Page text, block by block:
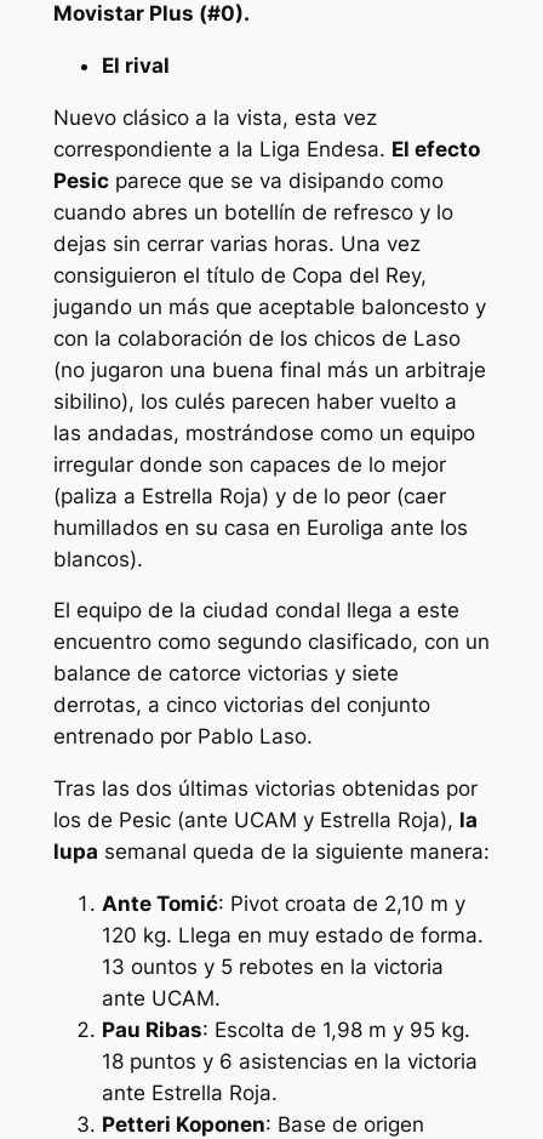
Movistar Plus (#0).
El rival
Nuevo clásico a la vista, esta vez
correspondiente a la Liga Endesa. El efecto
Pesicparece que se va disipando como
cuando abres un botellín de refresco y lo
dejas sin cerrar varias horas. Una vez
consiguieron el título de Copa del Rey,
jugando un más que aceptable baloncesto y
con la colaboración de los chicos de Laso
(no jugaron una buena final más un arbitraje
sibilino), los culés parecen haber vuelto a
las andadas, mostrándose como un equipo
irregular donde son capaces de lo mejor
(paliza a Estrella Roja) y de lo peor (caer
humillados en su casa en Euroliga ante los
blancos).
El equipo de la ciudad condal llega a este
encuentro como segundo clasificado, con un
balance de catorce victorias y siete
derrotas, a cinco victorias del conjunto
entrenado por Pablo Laso.
Tras las dos últimas victorias obtenidas por
los de Pesic (ante UCAM y Estrella Roja), la
lupa semanal queda de la siguiente manera:
Ante Tomić: Pivot croata de 2,10 m y
120 kg. Llega en muy estado de forma.
13 ountos y 5 rebotes en la victoria
ante UCAM.
Pau Ribas: Escolta de 1,98 m y 95 kg.
18 puntos y 6 asistencias en la victoria
ante Estrella Roja.
Petteri Koponen: Base de origen